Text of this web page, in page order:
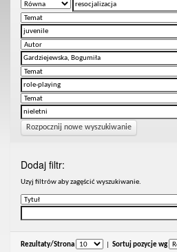
Rozpocznij nowe wyszukiwanie
Dodaj filtr:
Uzyj filtrów aby zagęścić wyszukiwanie.
Rezultaty/Strona Sortuj pozycje wg